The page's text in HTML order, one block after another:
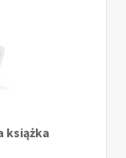
książka